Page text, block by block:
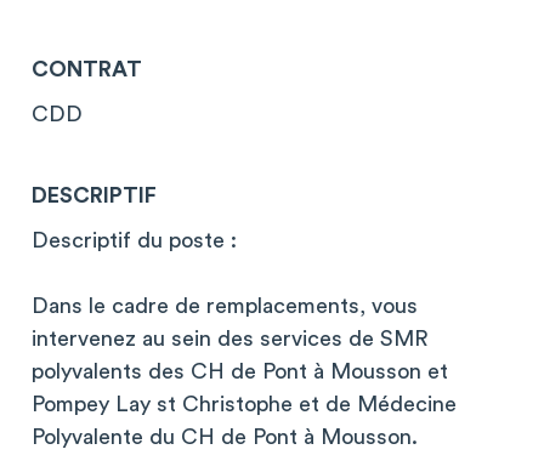
CONTRAT
CDD
DESCRIPTIF
Descriptif du poste :
Dans le cadre de remplacements, vous
intervenez au sein des services de SMR
polyvalents des CH de Pont à Mousson et
Pompey Lay st Christophe et de Médecine
Polyvalente du CH de Pont à Mousson.